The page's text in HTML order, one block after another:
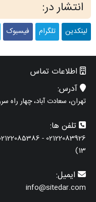
انتشار در:
لینکدین تلگرام فیسبوک
اطلاعات تماس
آدرس:
تهران، سعادت آباد، چهار راه سرو، کوچه
تلفن ها:
13)
ایمیل:
info@sitedar.com